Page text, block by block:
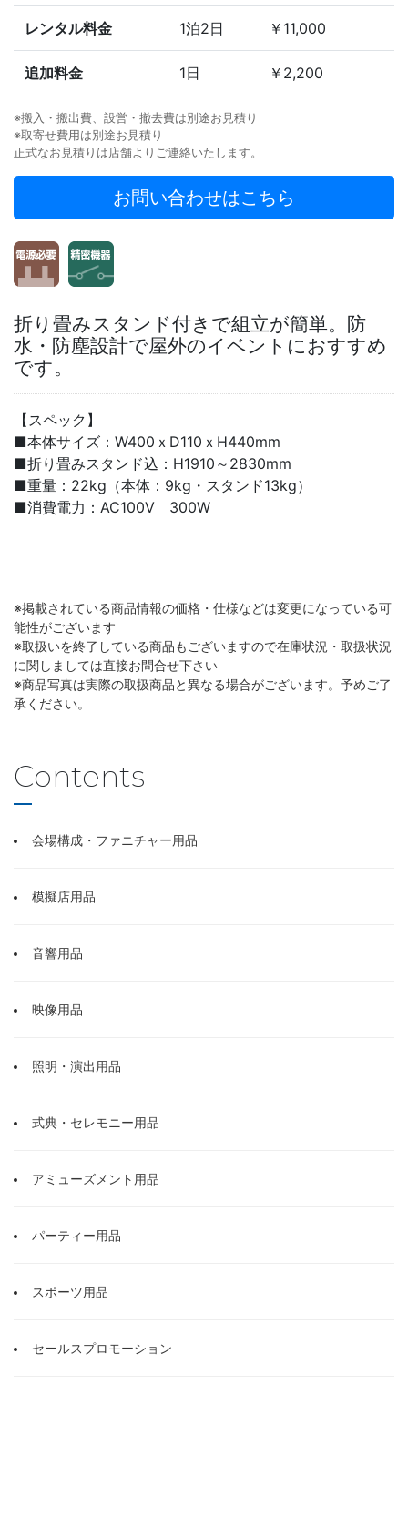
レンタル料金 1泊2日 ￥11,000
追加料金 1日 ￥2,200
※搬入・搬出費、設営・撤去費は別途お見積り
※取寄せ費用は別途お見積り
正式なお見積りは店舗よりご連絡いたします。
お問い合わせはこちら
折り畳みスタンド付きで組立が簡単。防
水・防塵設計で屋外のイベントにおすすめ
です。
【スペック】
■本体サイズ：W400ｘD110ｘH440mm
■折り畳みスタンド込：H1910～2830mm
■重量：22kg（本体：9kg・スタンド13kg）
■消費電力：AC100V 300W
※掲載されている商品情報の価格・仕様などは変更になっている可
能性がございます
※取扱いを終了している商品もございますので在庫状況・取扱状況
に関しましては直接お問合せ下さい
※商品写真は実際の取扱商品と異なる場合がございます。予めご了
承ください。
Contents
会場構成・ファニチャー用品
模擬店用品
音響用品
映像用品
照明・演出用品
式典・セレモニー用品
アミューズメント用品
パーティー用品
スポーツ用品
セールスプロモーション